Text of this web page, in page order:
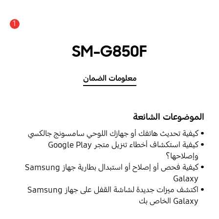
1
SM-G850F
معلومات الضمان
الموضوعات الشائعة
كيفية تحديث هاتفك أو جهازك اللوحي سامسونج جالكسي
كيفية استكشاف أخطاء تنزيل متجر Google Play
وإصلاحها؟
كيفية فحص أو إصلاح أو استبدال بطارية جهاز Samsung
Galaxy
اكتشف ميزات جديدة لشاشة القفل على جهاز Samsung
Galaxy الخاص بك